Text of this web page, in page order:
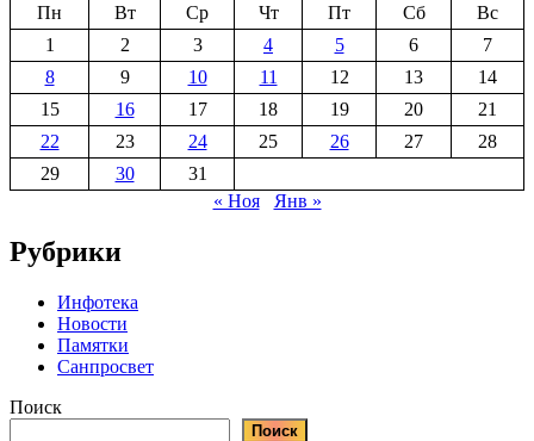
Пн
Вт Ср Чт Пт Сб
Вс
1
2 3 4 5 6
7
8
9 10 11 12 13
14
15
16 17 18 19 20
21
22
23 24 25 26 27
28
29
30
31
« Ноя
Янв »
Рубрики
Инфотека
Новости
Памятки
Санпросвет
Поиск
Поиск